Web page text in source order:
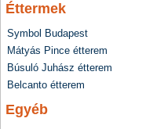
Éttermek
Symbol Budapest
Mátyás Pince étterem
Búsuló Juhász étterem
Belcanto étterem
Egyéb